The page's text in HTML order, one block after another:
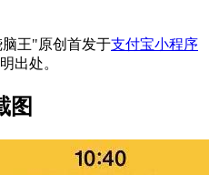
王"原创首发于支付宝小程序
出处。
图